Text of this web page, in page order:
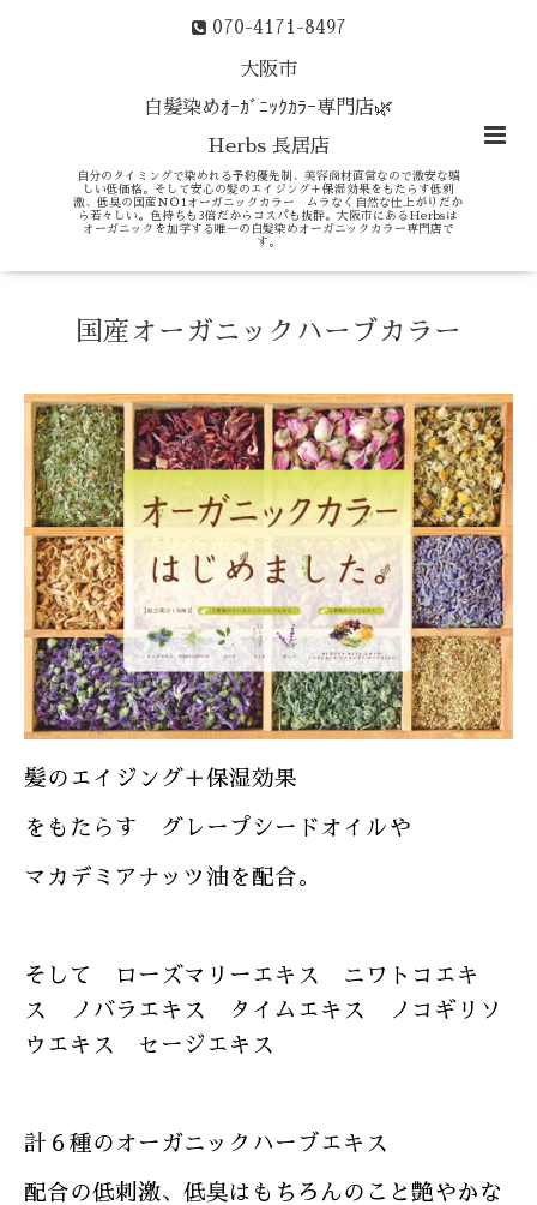
070-4171-8497
大阪市
白髪染めｵｰｶﾞﾆｯｸｶﾗｰ専門店🌿
Herbs 長居店
自分のタイミングで染めれる予約優先制、美容商材直営なので激安な嬉
しい低価格。そして安心の髪のエイジング＋保湿効果をもたらす低刺
激、低臭の国産ＮＯ1オーガニックカラー ムラなく自然な仕上がりだか
ら若々しい。色持ちも3倍だからコスパも抜群。大阪市にあるHerbsは
オーガニックを加学する唯一の白髪染めオーガニックカラー専門店で
す。
国産オーガニックハーブカラー
髪のエイジング＋保湿効果
をもたらす グレープシードオイルや
マカデミアナッツ油を配合。
そして ローズマリーエキス ニワトコエキ
ス ノバラエキス タイムエキス ノコギリソ
ウエキス セージエキス
計６種のオーガニックハーブエキス
配合の低刺激、低臭はもちろんのこと艶やかな